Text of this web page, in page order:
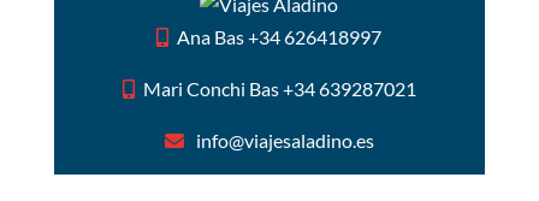
Ana Bas +34 626418997
Mari Conchi Bas +34 639287021
info@viajesaladino.es